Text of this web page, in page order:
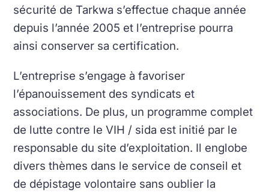
sécurité de Tarkwa s’effectue chaque année
depuis l’année 2005 et l’entreprise pourra
ainsi conserver sa certification.
L’entreprise s’engage à favoriser
l’épanouissement des syndicats et
associations. De plus, un programme complet
de lutte contre le VIH / sida est initié par le
responsable du site d’exploitation. Il englobe
divers thèmes dans le service de conseil et
de dépistage volontaire sans oublier la